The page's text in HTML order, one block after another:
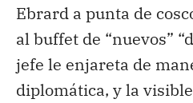
Ebrard a punta de
al buffet de “nuevos”
jefe le enjareta de
diplomática, y la